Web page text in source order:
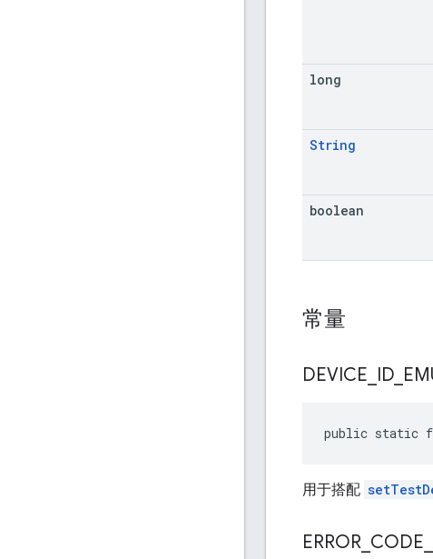
long
String
boolean
常量
DEVICE ID
public static
用于搭配
ERROR CODE